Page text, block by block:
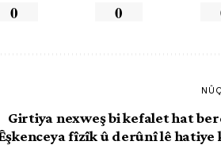
0 0
Girtiya nexweş bi kefalet hat
fîzîk û derûnî lê hatiye